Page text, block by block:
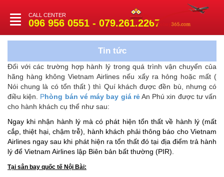
Toggle
navigation
CALL CENTER
096 956 0551 - 079.261.2267
Tin tức
Đối với các trường hợp hành lý trong quá trình vận chuyển của
hãng hàng không Vietnam Airlines nếu xẩy ra hỏng hoặc mất (
Nói chung là có tổn thất ) thì Quí khách được đền bù, nhưng có
điều kiện. Phòng bán vé máy bay giá rẻAn Phú xin được tư vấn
cho hành khách cụ thể như sau:
Ngay khi nhận hành lý mà có phát hiện tổn thất về hành lý (mất
cắp, thiệt hại, chậm trễ), hành khách phải thông báo cho Vietnam
Airlines ngay sau khi phát hiện ra tổn thất đó tại địa điểm trả hành
lý để Vietnam Airlines lập Biên bản bất thường (PIR).
Tại sân bay quốc tế Nội Bài: